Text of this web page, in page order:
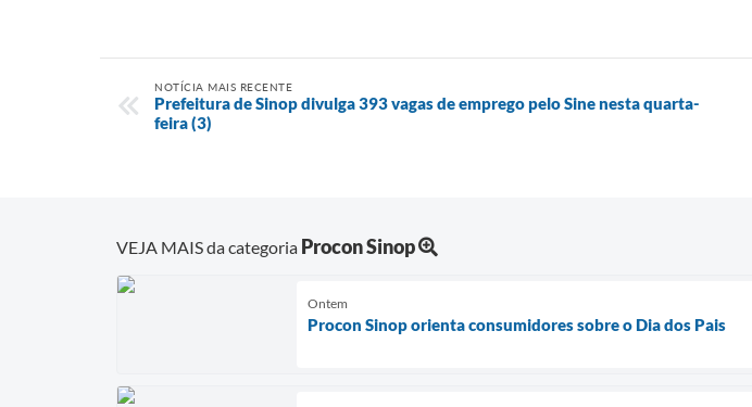
NOTÍCIA MAIS RECENTE
Prefeitura de Sinop divulga 393 vagas de emprego pelo Sine nesta quarta-
feira (3)
VEJA MAIS da categoria Procon Sinop
Ontem
Procon Sinop orienta consumidores sobre o Dia dos Pais